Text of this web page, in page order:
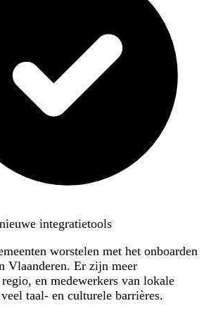
integratietools
worstelen met het onboarden
Vlaanderen. Er zijn meer
en medewerkers van lokale
taal- en culturele barrières.